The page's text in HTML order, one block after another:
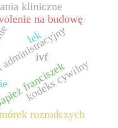
franciszek
ivf
rozrodczych
na budowę
kodeks cywilny
lek
kliniczne